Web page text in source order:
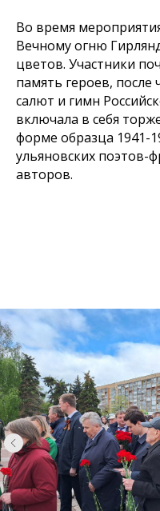
Во время
Вечному огню
цветов. Участники
память героев,
салют и гимн
включала в себя
форме образца 1941-
ульяновских поэтов-
авторов.